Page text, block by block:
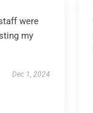
were
my
Dec 1, 2024